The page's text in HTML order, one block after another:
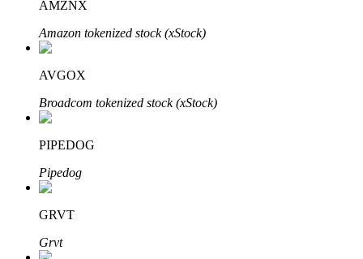
Изучите стейкинг
AMZNX
Amazon tokenized stock (xStock)
AVGOX
Broadcom tokenized stock (xStock)
PIPEDOG
Pipedog
GRVT
Grvt